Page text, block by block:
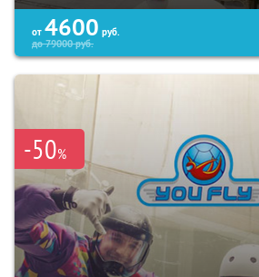
от 4600 руб.
до79000руб.
-50%